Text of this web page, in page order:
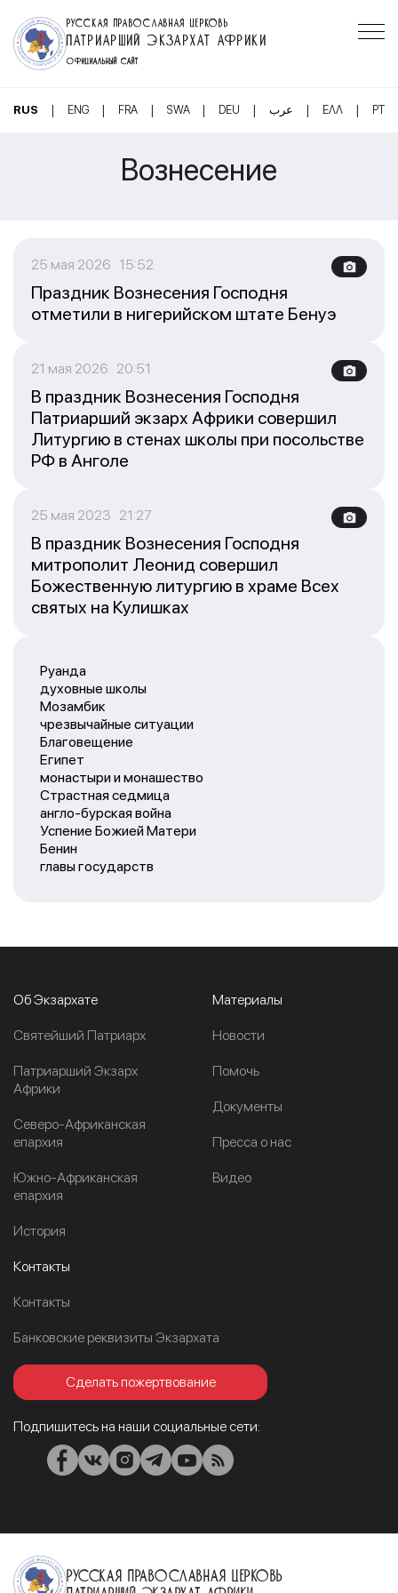
РУССКАЯ ПРАВОСЛАВНАЯ ЦЕРКОВЬ
ПАТРИАРШИЙ ЭКЗАРХАТ АФРИКИ
ОФИЦИАЛЬНЫЙ САЙТ
RUS | ENG | FRA | SWA | DEU | عرب | ΕΛΛ | PT
Вознесение
Руанда
духовные школы
Мозамбик
чрезвычайные ситуации
Благовещение
Египет
монастыри и монашество
Страстная седмица
англо-бурская война
Успение Божией Матери
Бенин
главы государств
25 мая 2026 15:52
Праздник Вознесения Господня
отметили в нигерийском штате Бенуэ
21 мая 2026 20:51
В праздник Вознесения Господня
Патриарший экзарх Африки совершил
Литургию в стенах школы при посольстве
РФ в Анголе
25 мая 2023 21:27
В праздник Вознесения Господня
митрополит Леонид совершил
Божественную литургию в храме Всех
святых на Кулишках
Об Экзархате
Cвятейший Патриарх
Патриарший Экзарх
Африки
Северо-Африканская
епархия
Южно-Африканская
епархия
История
Материалы
Новости
Помочь
Документы
Пресса о нас
Видео
Контакты
Контакты
Банковские реквизиты Экзархата
Сделать пожертвование
Подпишитесь на наши социальные сети:
Русская Православная Церковь